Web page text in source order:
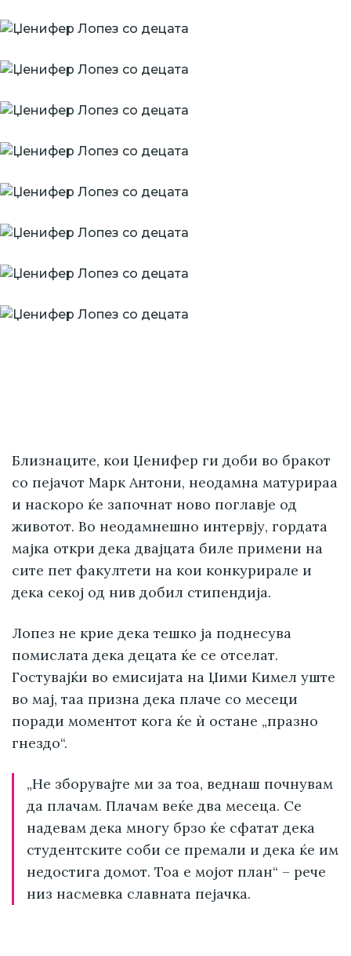
Близнаците, кои Џенифер ги доби во бракот
со пејачот Марк Антони, неодамна матурираа
и наскоро ќе започнат ново поглавје од
животот. Во неодамнешно интервју, гордата
мајка откри дека двајцата биле примени на
сите пет факултети на кои конкурирале и
дека секој од нив добил стипендија.
Лопез не крие дека тешко ја поднесува
помислата дека децата ќе се отселат.
Гостувајќи во емисијата на Џими Кимел уште
во мај, таа призна дека плаче со месеци
поради моментот кога ќе ѝ остане „празно
гнездо“.
„Не зборувајте ми за тоа, веднаш почнувам
да плачам. Плачам веќе два месеца. Се
надевам дека многу брзо ќе сфатат дека
студентските соби се премали и дека ќе им
недостига домот. Тоа е мојот план“ – рече
низ насмевка славната пејачка.